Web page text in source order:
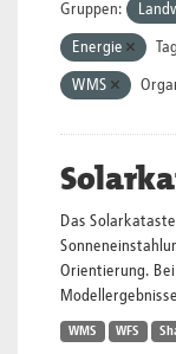
Gruppen:
Energie
WMS
Das
Orientierung.
WMS WFS